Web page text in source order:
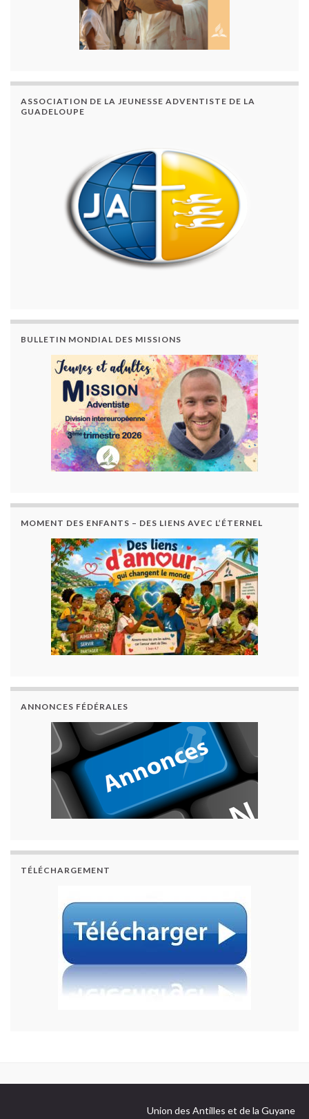
ASSOCIATION DE LA JEUNESSE ADVENTISTE DE LA
GUADELOUPE
BULLETIN MONDIAL DES MISSIONS
MOMENT DES ENFANTS – DES LIENS AVEC L’ÉTERNEL
ANNONCES FÉDÉRALES
TÉLÉCHARGEMENT
Union des Antilles et de la Guyane